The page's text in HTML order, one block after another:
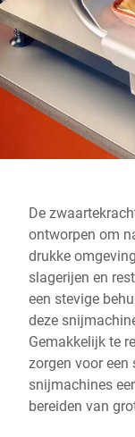
Wereldwijde
De
ontworpen om
drukke
slagerijen en
een stevige
deze
Gemakkelijk te
zorgen voor een
snijmachines
bereiden van